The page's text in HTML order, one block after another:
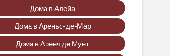
Дома в Алейа
Дома в Ареньс-де-Мар
Дома в Аренч де Мунт